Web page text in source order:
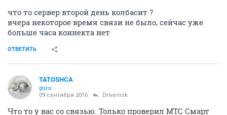
что то сервер второй день колбасит ?
вчера некоторое время связи не было, сейчас уже
больше часа коннекта нет
ОТВЕТИТЬ
TATOSHCA
guru
09 сентября 2016 Drivernsk
Что то у вас со связью. Только проверил МТС Смарт